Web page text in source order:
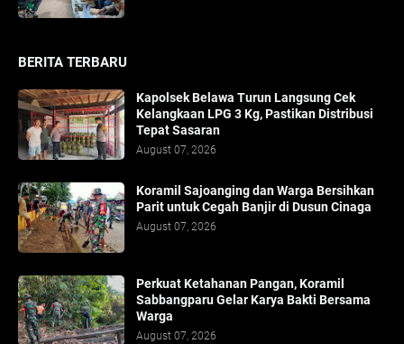
BERITA TERBARU
Kapolsek Belawa Turun Langsung Cek
Kelangkaan LPG 3 Kg, Pastikan Distribusi
Tepat Sasaran
August 07, 2026
Koramil Sajoanging dan Warga Bersihkan
Parit untuk Cegah Banjir di Dusun Cinaga
August 07, 2026
Perkuat Ketahanan Pangan, Koramil
Sabbangparu Gelar Karya Bakti Bersama
Warga
August 07, 2026